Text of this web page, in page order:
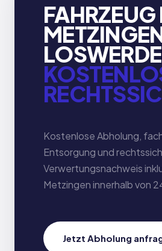
FAHRZEUG
Kostenlose Abholung,
Entsorgung und
Verwertungsnachweis
Metzingen innerhalb von
Jetzt Abholung